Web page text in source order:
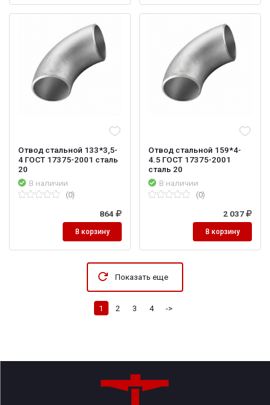
Отвод стальной 133*3,5-
4 ГОСТ 17375-2001 сталь
20
В наличии
(0)
864
В корзину
Отвод стальной 159*4-
4.5 ГОСТ 17375-2001
сталь 20
В наличии
(0)
2 037
В корзину
Показать еще
1 2 3 4 ->